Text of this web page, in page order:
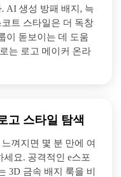
AI 생성 방패 배지, 늑
트 스타일은 더 독창
이 돋보이는 데 도움
는 로고 메이커 온라
고 스타일 탐색
껴지면 몇 분 만에 여
요. 공격적인 e스포
3D 금속 배지 룩을 비